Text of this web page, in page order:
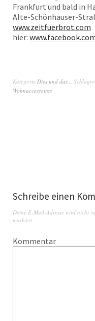
Frankfurt und bald in
Alte-Schönhauser-
www.zeitfuerbrot.com
hier:
Kategorie Dies und das...
Wohnaccessoires
Schreibe einen
Deine E-Mail-Adresse wird nicht
markiert
Kommentar